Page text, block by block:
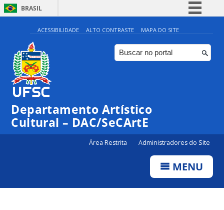
BRASIL
Simplifique!
Comunica BR
Participe
Canais
ACESSIBILIDADE ALTO CONTRASTE MAPA DO SITE
Departamento Artístico
Cultural – DAC/SeCArtE
Área Restrita Administradores do Site
MENU